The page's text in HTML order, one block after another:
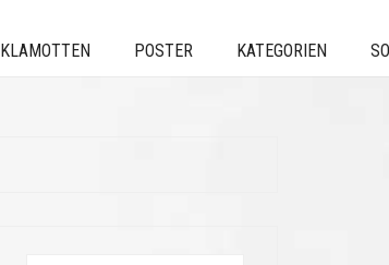
KLAMOTTEN POSTER KATEGORIEN